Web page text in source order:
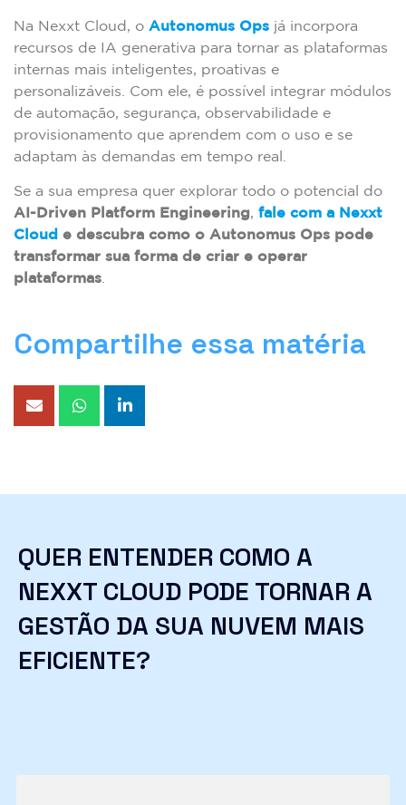
Na Nexxt Cloud, o Autonomus Ops já incorpora
recursos de IA generativa para tornar as plataformas
internas mais inteligentes, proativas e
personalizáveis. Com ele, é possível integrar módulos
de automação, segurança, observabilidade e
provisionamento que aprendem com o uso e se
adaptam às demandas em tempo real.
Se a sua empresa quer explorar todo o potencial do
AI-Driven Platform Engineering, fale com a Nexxt
Cloud e descubra como o Autonomus Ops pode
transformar sua forma de criar e operar
plataformas
Compartilhe essa matéria
QUER ENTENDER COMO A
NEXXT CLOUD PODE TORNAR A
GESTÃO DA SUA NUVEM MAIS
EFICIENTE?